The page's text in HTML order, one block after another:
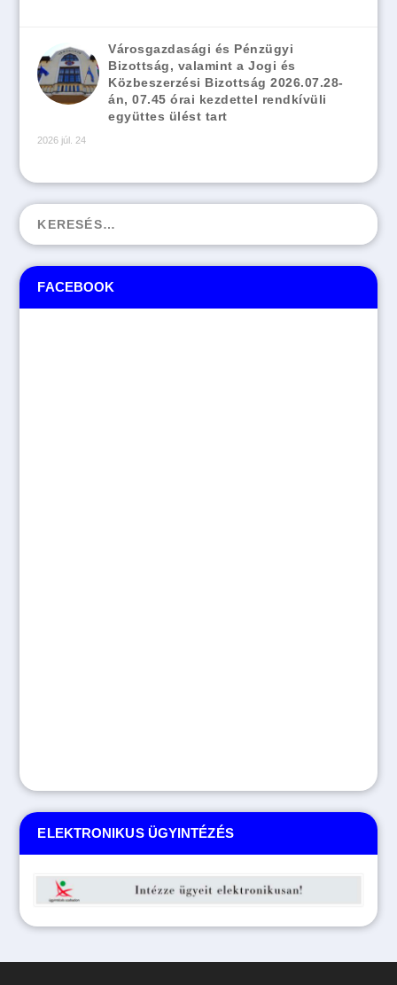
ELEKTRONIKUS ÜGYINTÉZÉS
FACEBOOK
Városgazdasági és Pénzügyi
Bizottság, valamint a Jogi és
Közbeszerzési Bizottság 2026.07.28-
án, 07.45 órai kezdettel rendkívüli
együttes ülést tart
2026 júl. 24